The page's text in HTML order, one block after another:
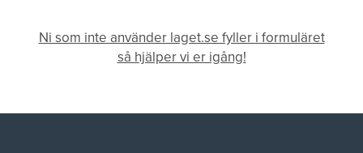
Ni som inte använder laget.se fyller i formuläret
så hjälper vi er igång!